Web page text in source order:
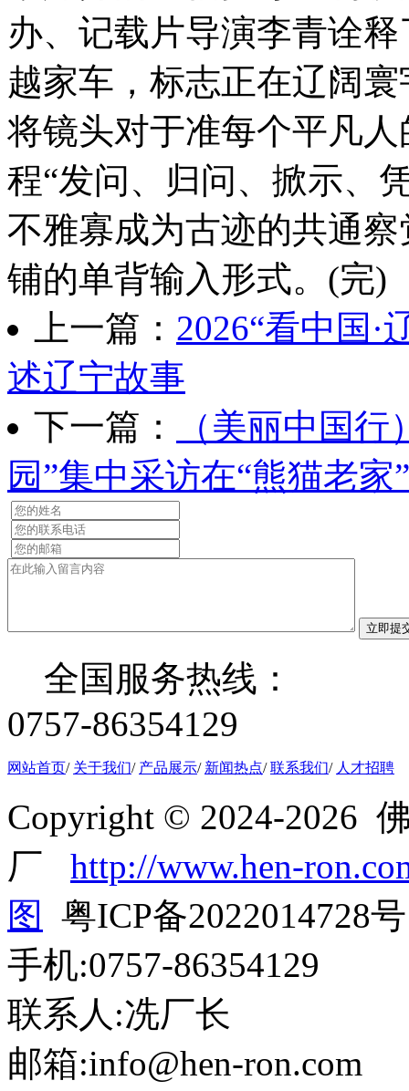
办、记载片导演李青诠释
越家车，标志正在辽阔
将镜头对于准每个平凡
程“发问、归问、掀示、
不雅寡成为古迹的共通
铺的单背输入形式。(完)
上一篇： 2026“看中国·
述辽宁故事
下一篇：
（美丽中国
园”集中采访在“熊猫老家
立即提
全国服务热线：
0757-86354129
网站首页/ 关于我们/ 产品展示/ 新闻热点/联系我们/ 人才招聘
Copyright © 2024-2026
厂 http://www.hen-
图
粤ICP备2022014728号
手机:0757-86354129
联系人:冼厂长
邮箱:info@hen-ron.com